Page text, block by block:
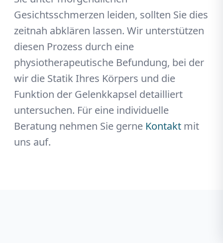
Gesichtsschmerzen leiden, sollten Sie dies
zeitnah abklären lassen. Wir unterstützen
diesen Prozess durch eine
physiotherapeutische Befundung, bei der
wir die Statik Ihres Körpers und die
Funktion der Gelenkkapsel detailliert
untersuchen. Für eine individuelle
Beratung nehmen Sie gerne Kontakt mit
uns auf.